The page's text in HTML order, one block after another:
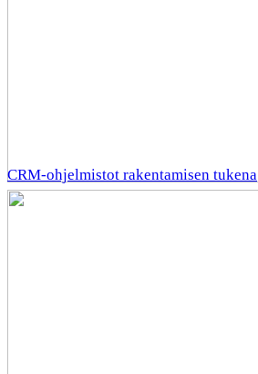
CRM-ohjelmistot rakentamisen tukena